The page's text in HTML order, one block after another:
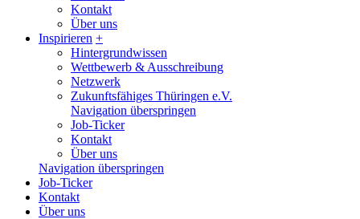
Kontakt
Über uns
Inspirieren +
Hintergrundwissen
Wettbewerb & Ausschreibung
Netzwerk
Zukunftsfähiges Thüringen e.V.
Navigation überspringen
Job-Ticker
Kontakt
Über uns
Navigation überspringen
Job-Ticker
Kontakt
Über uns